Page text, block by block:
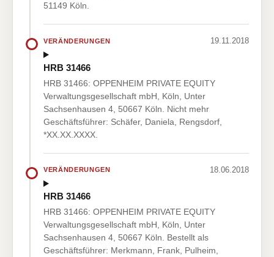
51149 Köln.
VERÄNDERUNGEN 19.11.2018
HRB 31466
HRB 31466: OPPENHEIM PRIVATE EQUITY
Verwaltungsgesellschaft mbH, Köln, Unter
Sachsenhausen 4, 50667 Köln. Nicht mehr
Geschäftsführer: Schäfer, Daniela, Rengsdorf,
*XX.XX.XXXX.
VERÄNDERUNGEN 18.06.2018
HRB 31466
HRB 31466: OPPENHEIM PRIVATE EQUITY
Verwaltungsgesellschaft mbH, Köln, Unter
Sachsenhausen 4, 50667 Köln. Bestellt als
Geschäftsführer: Merkmann, Frank, Pulheim,